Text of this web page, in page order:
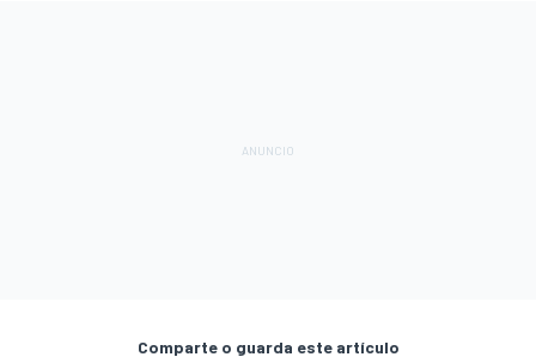
Comparte o guarda este artículo